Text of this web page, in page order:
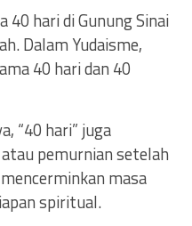
40 hari di Gunung Sinai
Dalam Yudaisme,
40 hari dan 40
“40 hari” juga
pemurnian setelah
masa
spiritual.